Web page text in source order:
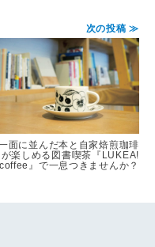
次の投稿 ≫
面に並んだ本と自家焙煎珈琲
が楽しめる図書喫茶『LUKEA!
coffee』で一息つきませんか？